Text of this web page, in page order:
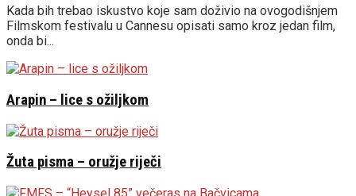
Kada bih trebao iskustvo koje sam doživio na ovogodišnjem
Filmskom festivalu u Cannesu opisati samo kroz jedan film,
onda bi...
Arapin – lice s ožiljkom
Žuta pisma – oružje riječi